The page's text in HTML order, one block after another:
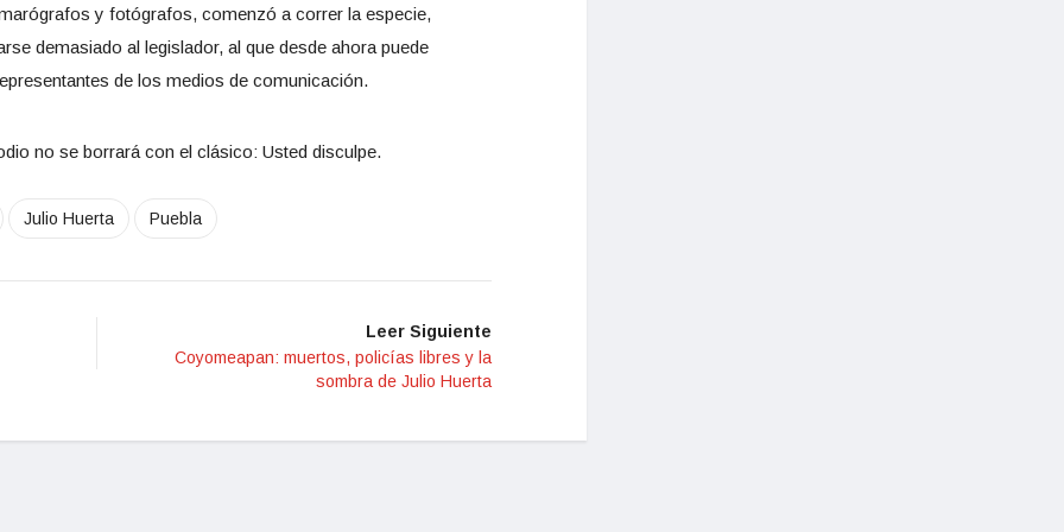
y fotógrafos, comenzó a correr la especie,
demasiado al legislador, al que desde ahora puede
de los medios de comunicación.
no se borrará con el clásico: Usted disculpe.
Julio Huerta Puebla
Leer Siguiente
Coyomeapan: muertos, policías libres y la
sombra de Julio Huerta